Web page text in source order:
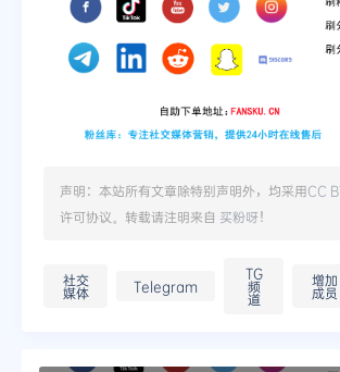
声明：本站所有文章除特别声明外，均采用CC
许可协议。转载请注明来自 买粉呀！
社交
媒体 Telegram
TG
频
道
增加
成员